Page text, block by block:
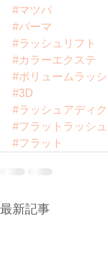
#マツパ
#パーマ
#ラッシュリフト
#カラーエクステ
#ボリュームラッシ
#3D
#ラッシュアディク
#フラットラッシュ
#フラット
最新記事